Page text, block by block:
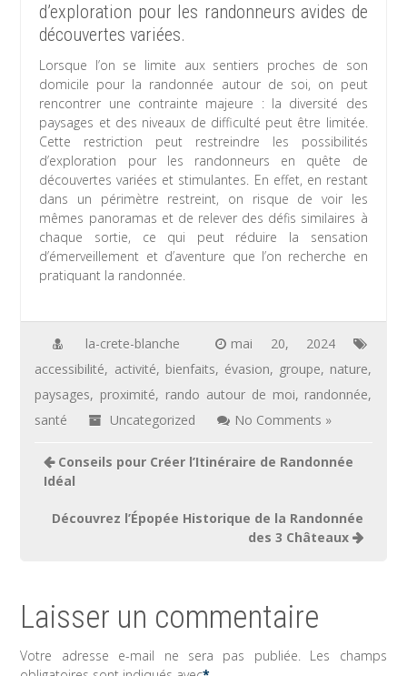
d’exploration pour les randonneurs avides de
découvertes variées.
Lorsque l’on se limite aux sentiers proches de son
domicile pour la randonnée autour de soi, on peut
rencontrer une contrainte majeure : la diversité des
paysages et des niveaux de difficulté peut être limitée.
Cette restriction peut restreindre les possibilités
d’exploration pour les randonneurs en quête de
découvertes variées et stimulantes. En effet, en restant
dans un périmètre restreint, on risque de voir les
mêmes panoramas et de relever des défis similaires à
chaque sortie, ce qui peut réduire la sensation
d’émerveillement et d’aventure que l’on recherche en
pratiquant la randonnée.
la-crete-blanche
mai 20, 2024
accessibilité, activité, bienfaits, évasion, groupe, nature,
paysages, proximité, rando autour de moi, randonnée,
santé
Uncategorized No Comments »
Navigation
de
Conseils pour Créer l’Itinéraire de Randonnée
Idéal
Découvrez l’Épopée Historique de la Randonnée
des 3 Châteaux
Laisser un commentaire
Votre adresse e-mail ne sera pas publiée. Les champs